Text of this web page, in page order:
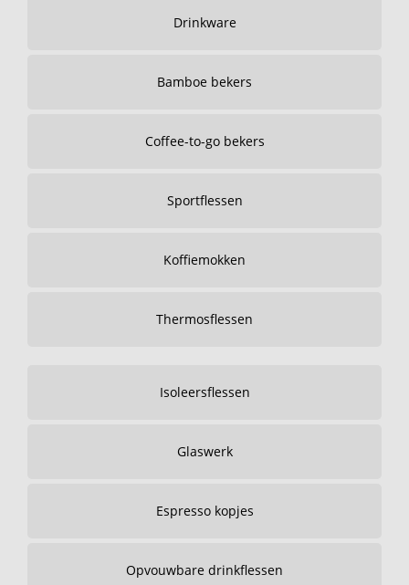
Drinkware
Bamboe bekers
Coffee-to-go bekers
Sportflessen
Koffiemokken
Thermosflessen
Isoleersflessen
Glaswerk
Espresso kopjes
Opvouwbare drinkflessen